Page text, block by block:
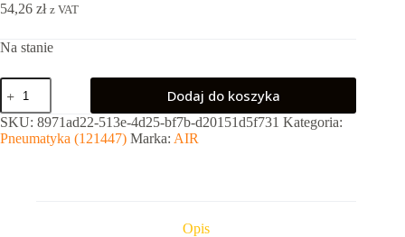
54,26 zł z VAT
Na stanie
ilość
Rozdzielacz
wtykowy
podwójny
R1/8-
Dodaj do koszyka
SKU: 8971ad22-513e-4d25-bf7b-d20151d5f731 Kategoria:
Pneumatyka (121447) Marka: AIR
Opis